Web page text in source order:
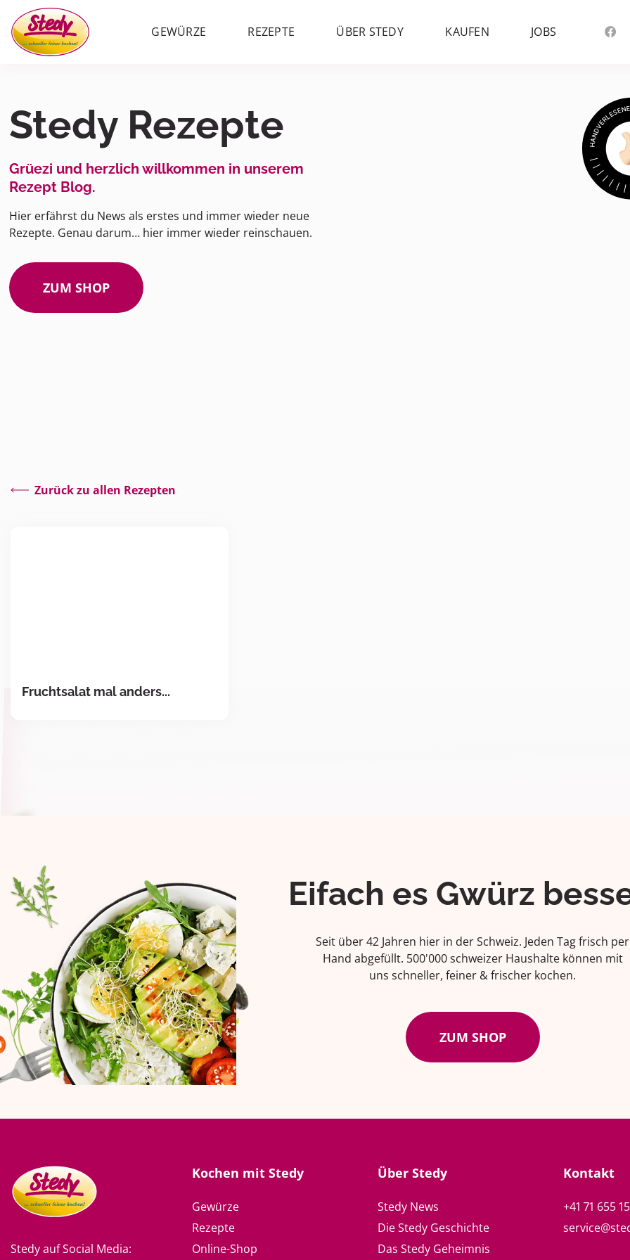
GEWÜRZE REZEPTE ÜBER STEDY KAUFEN JOBS
Stedy Rezepte
Grüezi und herzlich willkommen in unserem
Rezept Blog.
Hier erfährst du News als erstes und immer wieder neue
Rezepte. Genau darum… hier immer wieder reinschauen.
ZUM SHOP
Zurück zu allen Rezepten
Fruchtsalat mal anders...
Eifach es Gwürz
Seit über 42 Jahren hier in der Schweiz. Jeden Tag frisch per
Hand abgefüllt. 500'000 schweizer Haushalte können mit
uns schneller, feiner & frischer kochen.
ZUM SHOP
Stedy auf Social Media:
Kochen mit Stedy
Gewürze
Rezepte
Online-Shop
Über Stedy
Stedy News
Die Stedy Geschichte
Das Stedy Geheimnis
Kontakt
+41 71 655